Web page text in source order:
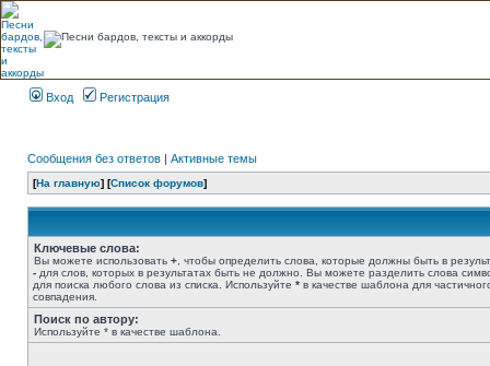
Вход Регистрация
Сообщения без ответов | Активные темы
[На главную] [Список форумов]
Ключевые слова:
Вы можете использовать + , чтобы определить слова, которые должны быть в
- для слов, которых в результатах быть не должно. Вы можете разделить слова
для поиска любого слова из списка. Используйте * в качестве шаблона для
совпадения.
Поиск по автору:
Используйте * в качестве шаблона.